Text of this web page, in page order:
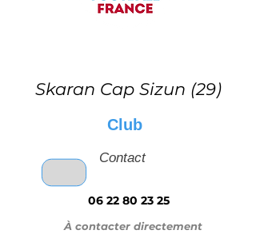
Skaran Cap Sizun (29)
Club
À contacter directement
Contact
06 22 80 23 25